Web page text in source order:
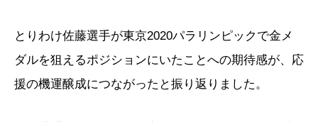
とりわけ佐藤選手が東京2020パラリンピックで金メ
ダルを狙えるポジションにいたことへの期待感が、応
援の機運醸成につながったと振り返りました。